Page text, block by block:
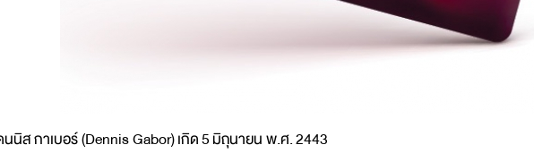
นนิส กาเบอร์ (Dennis Gabor) เกิด 5 มิถุนายน พ.ศ. 2443